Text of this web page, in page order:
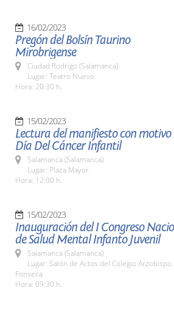
16/02/2023
Pregón del Bolsín Taurino
Mirobrigense
Ciudad Rodrigo (Salamanca)
Lugar: Teatro Nuevo
Hora: 20:30 h.
15/02/2023
Lectura del manifiesto con motivo
Día Del Cáncer Infantil
Salamanca (Salamanca)
Lugar: Plaza Mayor
Hora: 12:00 h.
15/02/2023
Inauguración del I Congreso
de Salud Mental Infanto Juvenil
Salamanca (Salamanca)
Lugar: Salón de Actos del Colegio Arzobispo
Fonseca
Hora: 09:30 h.